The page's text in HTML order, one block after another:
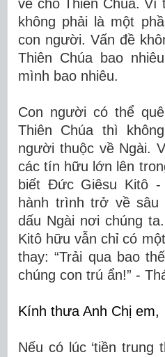
về cho Thiên Chúa. Vì
không phải là một
con người. Vấn đề
Thiên Chúa bao
mình bao nhiêu.
Con người có thể
Thiên Chúa thì
người thuộc về Ngài.
các tín hữu lớn lên
biết Đức Giêsu Kitô
hành trình trở về
dấu Ngài nơi chúng
Kitô hữu vẫn chỉ có
thay: “Trải qua bao
chúng con trú ẩn!” -
Kính thưa Anh Chị em,
Nếu có lúc ‘tiền trung